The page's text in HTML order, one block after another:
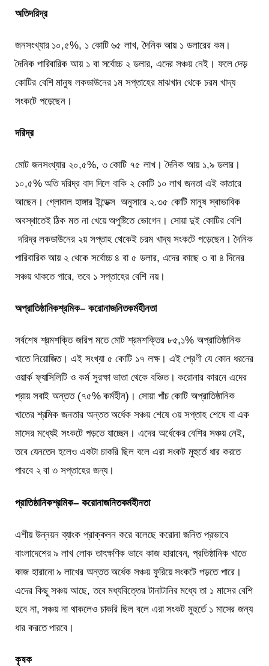
অতিদরিদ্র
জনসংখ্যার ১০,৫%, ১ কোটি ৬৫ লাখ, দৈনিক আয় ১ ডলারের কম।
দৈনিক পারিবারিক আয় ১ বা সর্বোচ্চ ২ ডলার, এদের সঞ্চয় নেই। ফলে দেড়
কোটির বেশি মানুষ লকডাউনের ১ম সপ্তাহের মাঝখান থেকে চরম খাদ্য
সংকটে পড়েছেন।
দরিদ্র
মোট জনসংখ্যার ২০,৫%, ৩ কোটি ৭৫ লাখ। দৈনিক আয় ১,৯ ডলার।
১০,৫% অতি দরিদ্র বাদ দিলে বাকি ২ কোটি ১০ লাখ জনতা এই কাতারে
আছেন। গ্লোবাল হাঙ্গার ইন্ডেক্স অনুসারে ২.৩৫ কোটি মানুষ স্বাভাবিক
অবস্থাতেই ঠিক মত না খেয়ে অপুষ্টিতে ভোগেন। সোয়া দুই কোটির বেশি
দরিদ্র লকডাউনের ২য় সপ্তাহ থেকেই চরম খাদ্য সংকটে পড়েছেন। দৈনিক
পারিবারিক আয় ২ থেকে সর্বোচ্চ ৪ বা ৫ ডলার, এদের কাছে ৩ বা ৪ দিনের
সঞ্চয় থাকতে পারে, তবে ১ সপ্তাহের বেশি নয়।
অপ্রাতিষ্ঠানিকশ্রমিক– করোনাজনিতকর্মহীনতা
সর্বশেষ শ্রমশক্তি জরিপ মতে মোট শ্রমশক্তির ৮৫,১% অপ্রাতিষ্ঠানিক
খাতে নিয়োজিত। এই সংখ্যা ৫ কোটি ১৭ লক্ষ। এই শ্রেণী যে কোন ধরনের
ওয়ার্ক ফ্যাসিলিটি ও কর্ম সুরক্ষা ভাতা থেকে বঞ্চিত। করোনার কারনে এদের
প্রায় সবাই অন্তত (৭৫% কর্মহীন)। সোয়া পাঁচ কোটি অপ্রাতিষ্ঠানিক
খাতের শ্রমিক জনতার অন্তত অর্ধেক সঞ্চয় শেষে ৩য় সপ্তাহ শেষে বা এক
মাসের মধ্যেই সংকটে পড়তে যাচ্ছেন। এদের অর্ধেকের বেশির সঞ্চয় নেই,
তবে যেনতেন হলেও একটা চাকরি ছিল বলে এরা সংকট মুহুর্তে ধার করতে
পারবে ২ বা ৩ সপ্তাহের জন্য।
প্রাতিষ্ঠানিকশ্রমিক–করোনাজনিতকর্মহীনতা
এশীয় উন্নয়ন ব্যাংক প্রাক্কলন করে বলেছে করোনা জনিত প্রভাবে
বাংলাদেশের ৯ লাখ লোক তাৎক্ষণিক ভাবে কাজ হারাবেন, প্রতিষ্ঠানিক খাতে
কাজ হারানো ৯ লাখের অন্তত অর্ধেক সঞ্চয় ফুরিয়ে সংকটে পড়তে পারে।
এদের কিছু সঞ্চয় আছে, তবে মধ্যবিত্তের টানাটানির মধ্যে তা ১ মাসের বেশি
হবে না, সঞ্চয় না থাকলেও চাকরি ছিল বলে এরা সংকট মুহুর্তে ১ মাসের জন্য
ধার করতে পারবে।
কৃষক